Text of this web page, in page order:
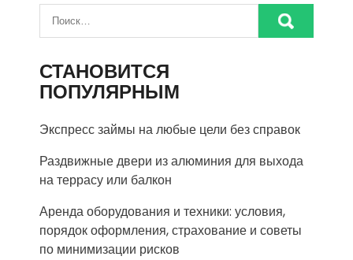
СТАНОВИТСЯ
ПОПУЛЯРНЫМ
Экспресс займы на любые цели без справок
Раздвижные двери из алюминия для выхода
на террасу или балкон
Аренда оборудования и техники: условия,
порядок оформления, страхование и советы
по минимизации рисков